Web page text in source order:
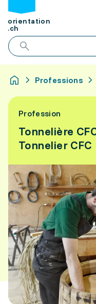
orientation
.ch
Professions
Profession
Tonnelière
Tonnelier CFC